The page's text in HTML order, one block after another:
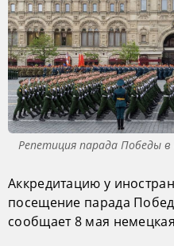
Репетиция парада Победы
Аккредитацию у
посещение парада
сообщает 8 мая